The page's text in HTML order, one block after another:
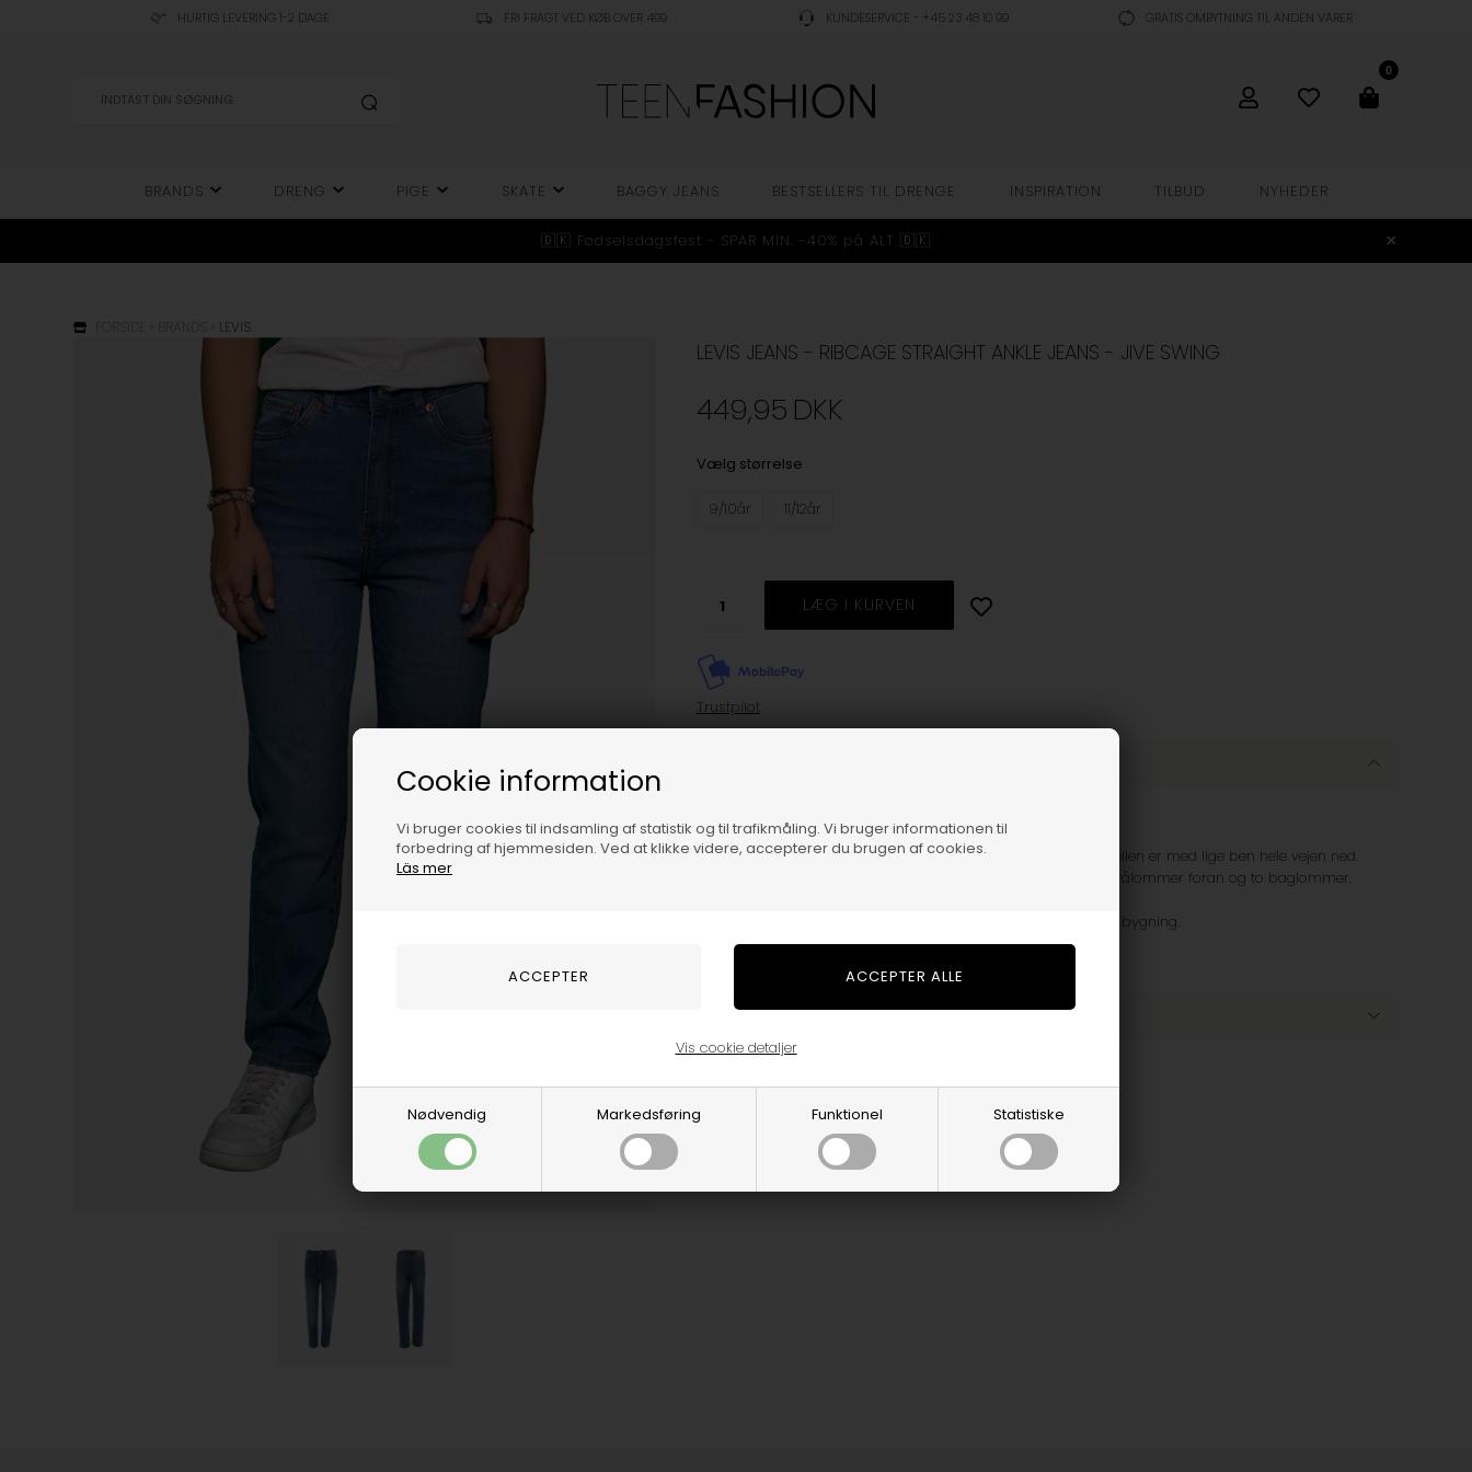
Cookie information
Vi bruger cookies til indsamling af statistik og til trafikmåling. Vi bruger informationen til
forbedring af hjemmesiden. Ved at klikke videre, accepterer du brugen af cookies.
Läs mer
Nødvendig Markedsføring Funktionel Statistiske
Vis cookie detaljer
HURTIG LEVERING 1-2 DAGE FRI FRAGT VED KØB OVER 499 KUNDESERVICE - +45 23 48 10 99 GRATIS OMBYTNING TIL ANDEN VARER
0
BRANDS DRENG PIGE SKATE BAGGY JEANS BESTSELLERS TIL DRENGE INSPIRATION TILBUD NYHEDER
🇩🇰 Fødselsdagsfest - SPAR MIN. -40% på ALT 🇩🇰
LEVIS
LEVIS JEANS - RIBCAGE STRAIGHT ANKLE JEANS - JIVE SWING
449,95 DKK
Vælg størrelse
9/10år 11/12år
Trustpilot
Rigtig lækre jeans fra Levi's. Jeansene er en ankel buks. Modellen er med lige ben hele vejen ned.
Jeansene kommer i en lækker blå denim farve. De har to skrålommer foran og to baglommer.
Modellen bruger str. 11-12 år (152) , hun er 159 cm og slank af bygning.
Størrelsesguide